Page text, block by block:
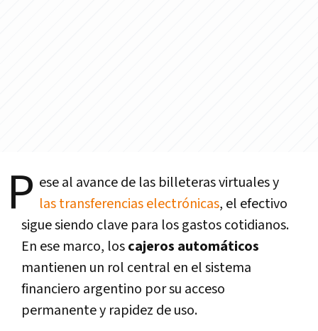
P ese al avance de las billeteras virtuales y
las transferencias electrónicas, el efectivo
sigue siendo clave para los gastos cotidianos.
En ese marco, loscajeros automáticos
mantienen un rol central en el sistema
financiero argentino por su acceso
permanente y rapidez de uso.